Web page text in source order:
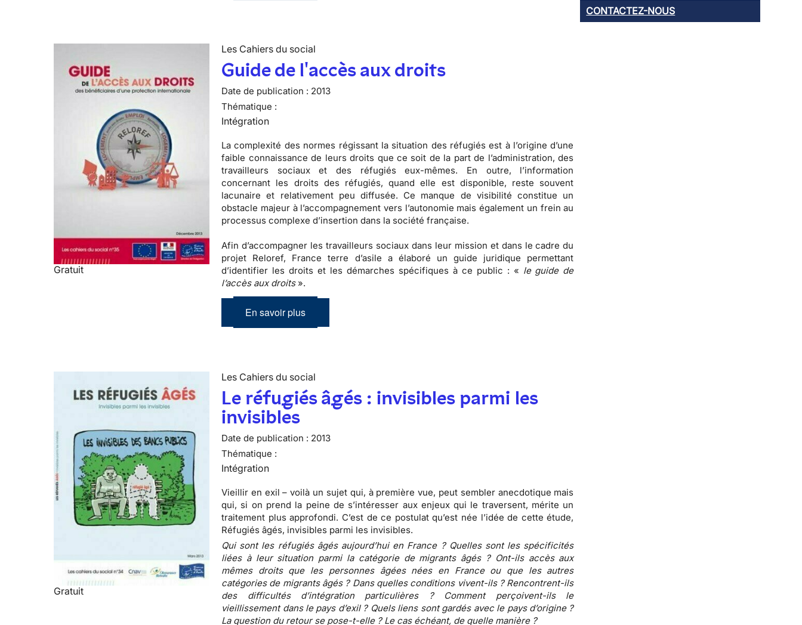
Gratuit
Les Cahiers du social
Guide de l'accès aux droits
Date de publication : 2013
Thématique :
Intégration
La complexité des normes régissant la situation des réfugiés est à l’origine d’une
faible connaissance de leurs droits que ce soit de la part de l’administration, des
travailleurs sociaux et des réfugiés eux-mêmes. En outre, l’information
concernant les droits des réfugiés, quand elle est disponible, reste souvent
lacunaire et relativement peu diffusée. Ce manque de visibilité constitue un
obstacle majeur à l’accompagnement vers l’autonomie mais également un frein au
processus complexe d’insertion dans la société française.
Afin d’accompagner les travailleurs sociaux dans leur mission et dans le cadre du
projet Reloref, France terre d’asile a élaboré un guide juridique permettant
d’identifier les droits et les démarches spécifiques à ce public : « le guide de
l’accès aux droits».
En savoir plus
Gratuit
Les Cahiers du social
Le réfugiés âgés : invisibles parmi les
invisibles
Date de publication : 2013
Thématique :
Intégration
Vieillir en exil – voilà un sujet qui, à première vue, peut sembler anecdotique mais
qui, si on prend la peine de s’intéresser aux enjeux qui le traversent, mérite un
traitement plus approfondi. C’est de ce postulat qu’est née l’idée de cette étude,
Réfugiés âgés, invisibles parmi les invisibles.
Qui sont les réfugiés âgés aujourd’hui en France ? Quelles sont les spécificités
liées à leur situation parmi la catégorie de migrants âgés ? Ont-ils accès aux
mêmes droits que les personnes âgées nées en France ou que les autres
catégories de migrants âgés ? Dans quelles conditions vivent-ils ? Rencontrent-ils
des difficultés d’intégration particulières ? Comment perçoivent-ils le
vieillissement dans le pays d’exil ? Quels liens sont gardés avec le pays d’origine ?
La question du retour se pose-t-elle ? Le cas échéant, de quelle manière ?
CONTACTEZ-NOUS